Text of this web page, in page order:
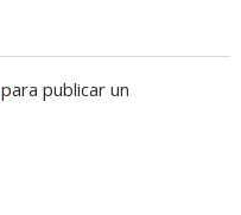
para publicar un